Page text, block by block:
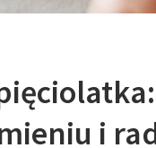
i